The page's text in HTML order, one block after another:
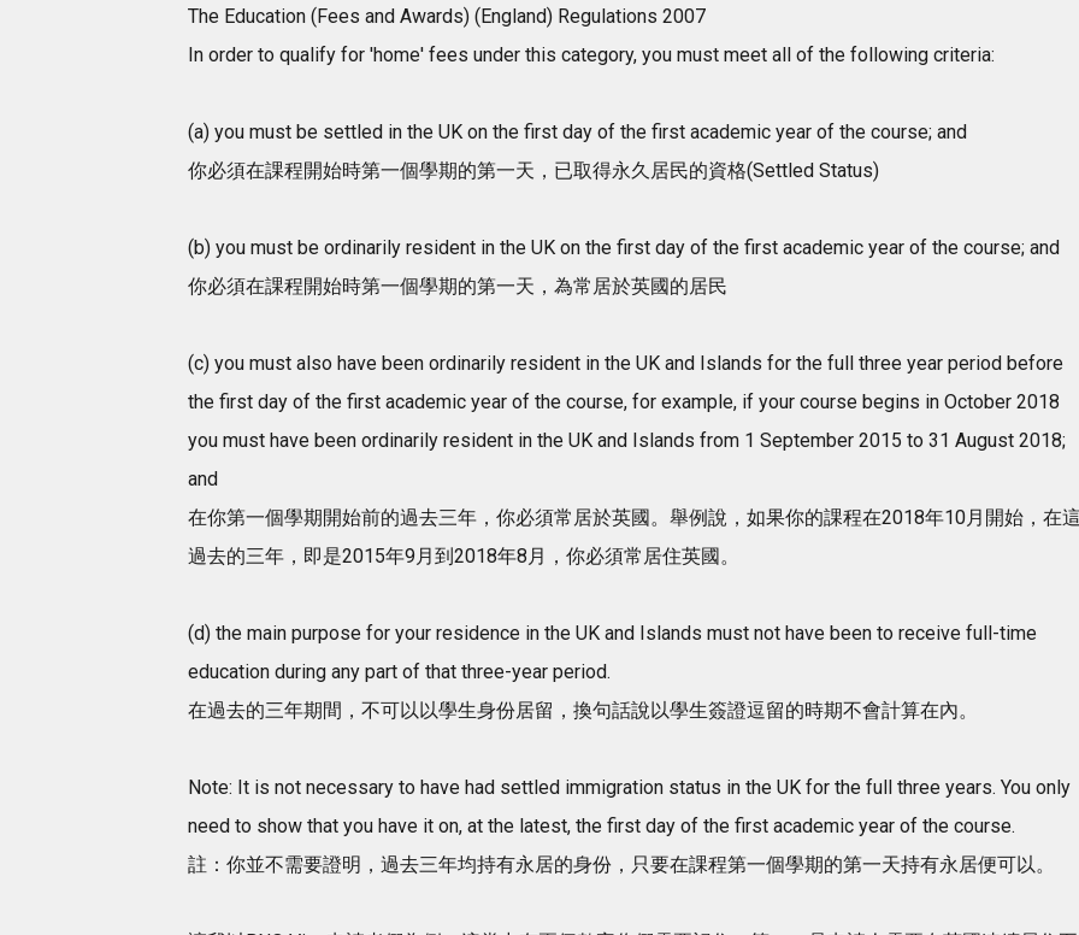
The Education (Fees and Awards) (England) Regulations 2007
In order to qualify for 'home' fees under this category, you must meet all of the following criteria:
(a) you must be settled in the UK on the first day of the first academic year of the course; and
你必須在課程開始時第一個學期的第一天，已取得永久居民的資格(Settled Status)
(b) you must be ordinarily resident in the UK on the first day of the first academic year of the course; and
你必須在課程開始時第一個學期的第一天，為常居於英國的居民
(c) you must also have been ordinarily resident in the UK and Islands for the full three year period before
the first day of the first academic year of the course, for example, if your course begins in October 2018
you must have been ordinarily resident in the UK and Islands from 1 September 2015 to 31 August 2018;
and
在你第一個學期開始前的過去三年，你必須常居於英國。舉例說，如果你的課程在2018年10月開始，在
過去的三年，即是2015年9月到2018年8月，你必須常居住英國。
(d) the main purpose for your residence in the UK and Islands must not have been to receive full-time
education during any part of that three-year period.
在過去的三年期間，不可以以學生身份居留，換句話說以學生簽證逗留的時期不會計算在內。
Note: It is not necessary to have had settled immigration status in the UK for the full three years. You only
need to show that you have it on, at the latest, the first day of the first academic year of the course.
註：你並不需要證明，過去三年均持有永居的身份，只要在課程第一個學期的第一天持有永居便可以。